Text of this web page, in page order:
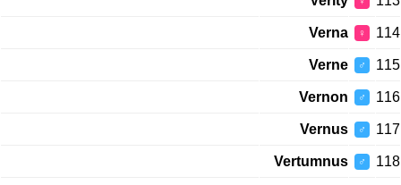
114
♀
Verna
115
♂
Verne
116
♂
Vernon
117
♂
Vernus
118
♂
Vertumnus